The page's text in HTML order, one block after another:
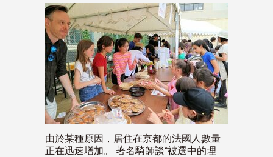
由於某種原因，居住在京都的法國人數量
正在迅速增加。 著名騎師談“被選中的理